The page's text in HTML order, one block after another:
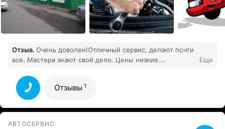
Отзыв. Очень доволен!Отличный сервис, делают почти
все. Мастера знают своё дело. Цены низкие.
Еще
Отзывы 1
АВТОСЕРВИС